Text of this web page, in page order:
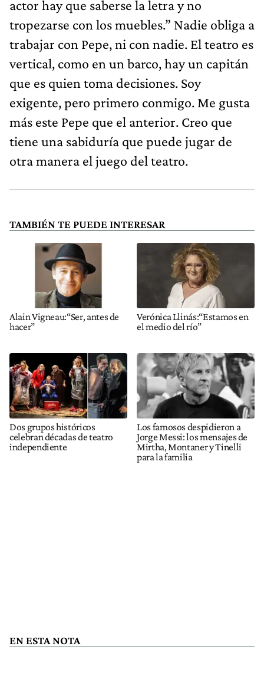
actor hay que saberse la letra y no
tropezarse con los muebles.” Nadie obliga a
trabajar con Pepe, ni con nadie. El teatro es
vertical, como en un barco, hay un capitán
que es quien toma decisiones. Soy
exigente, pero primero conmigo. Me gusta
más este Pepe que el anterior. Creo que
tiene una sabiduría que puede jugar de
otra manera el juego del teatro.
TAMBIÉN TE PUEDE INTERESAR
Alain Vigneau:“Ser, antes de
hacer”
Verónica Llinás:“Estamos en
el medio del río”
Dos grupos históricos
celebran décadas de teatro
independiente
Los famosos despidieron a
Jorge Messi: los mensajes de
Mirtha, Montaner y Tinelli
para la familia
EN ESTA NOTA